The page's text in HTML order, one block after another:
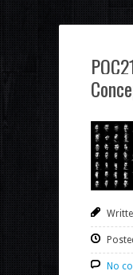
No